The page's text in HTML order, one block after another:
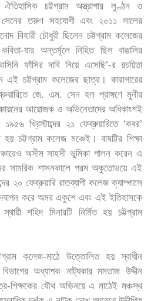
ঐতিহাসিক চট্টগ্রাম অস্ত্রাগার লুণ্ঠন ও
সেনের তরুণ সহযোগী এবং ২০১১ সালের
বিহারী চৌধুরী ছিলেন চট্টগ্রাম কলেজের
যার অন্তর্মূলে নিহিত ছিল বাঙালির
ফাঁসির দাবি নিয়ে এসেছি’-র রচয়িতা
চট্টগ্রাম কলেজের ছাত্র। কারাগারের
জে. এম. সেন হল প্রাঙ্গণে মুনীর
আয়োজক ও অভিনেতাদের অধিকাংশই
খ্রিস্টাব্দের ২১ ফেব্রুয়ারিতে ‘কবর’
চট্টগ্রাম কলেজ মঞ্চেই। বাষট্টির শিক্ষা
অসীম সাহসী ভূমিকা পালন করেন এ
সামরিক শাসনকালে পরম অকুতোভয়ে এই
২০ ফেব্রুয়ারি রাতব্যাপী কলেজ ক্যাম্পাসে
করে অমর একুশে এবং এই ইতিহাসকে
শহিদ মিনারটি নির্মিত হয় চট্টগ্রাম
কলেজ-মাঠে উত্তোলিত হয় স্বাধীন
অধ্যাপক নাট্যকার মমতাজ উদ্দীন
শিক্ষকের যৌথ অভিনয়ে এ মাঠেই মঞ্চস্থ